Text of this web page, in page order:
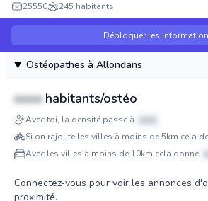
25550 245 habitants
Débloquer les
Ostéopathes à Allondans
xxxx habitants/ostéo
Avec toi, la densité passe à
xxxx
Si on rajoute les villes à moins de 5km cela
Avec les villes à moins de 10km cela donne
Connectez-vous pour voir les annonces
proximité.